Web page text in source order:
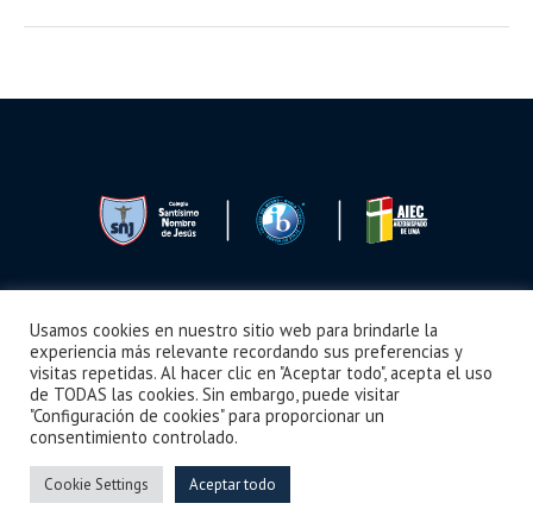
Seguimos Aprendiendo Boletín Noticias Videos ¿Cómo llegar?
Derechos Reservados
Usamos cookies en nuestro sitio web para brindarle la
experiencia más relevante recordando sus preferencias y
visitas repetidas. Al hacer clic en "Aceptar todo", acepta el uso
de TODAS las cookies. Sin embargo, puede visitar
"Configuración de cookies" para proporcionar un
consentimiento controlado.
Cookie Settings Aceptar todo